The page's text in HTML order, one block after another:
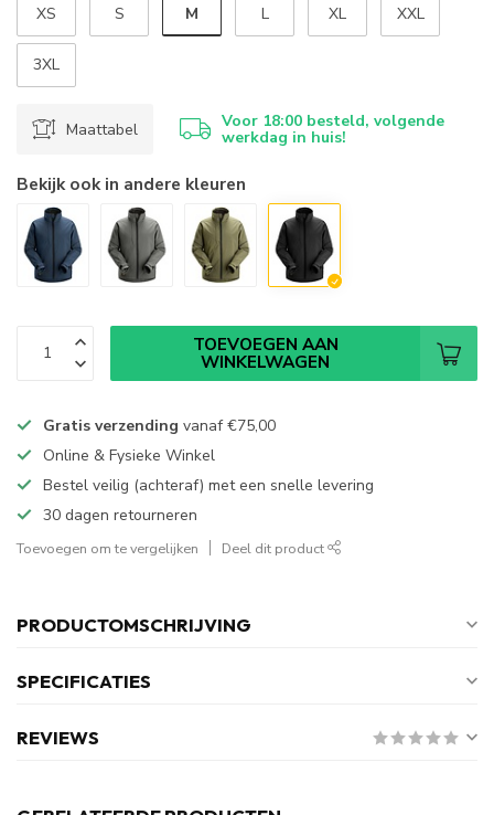
XS S M L XL XXL
3XL
Maattabel Voor 18:00 besteld, volgende
werkdag in huis!
Bekijk ook in andere kleuren
TOEVOEGEN AAN
WINKELWAGEN
Gratis verzending vanaf€75,00
Online & Fysieke Winkel
Bestel veilig (achteraf) met een snelle levering
30 dagen retourneren
Toevoegen om te vergelijken Deel dit product
PRODUCTOMSCHRIJVING
SPECIFICATIES
REVIEWS